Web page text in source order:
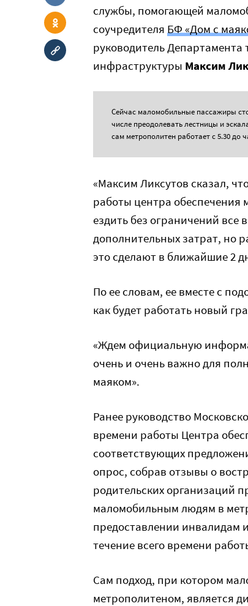
службы, помогающей
соучредителя БФ «Дом с
руководитель
инфраструктуры Максим
Сейчас маломобильные пассажиры
числе преодолевать лестницы и
сам метрополитен работает с 5.30 до
«Максим Ликсутов сказал,
работы центра обеспечения
ездить без ограничений все
дополнительных затрат, но
это сделают в ближайшие 2
По ее словам, ее вместе с
как будет работать новый
«Ждем официальную
очень и очень важно для
маяком».
Ранее руководство
времени работы Центра
соответствующих
опрос, собрав отзывы о
родительских организаций
маломобильным людям в
предоставлении инвалидам
течение всего времени
Сам подход, при котором
метрополитеном, является